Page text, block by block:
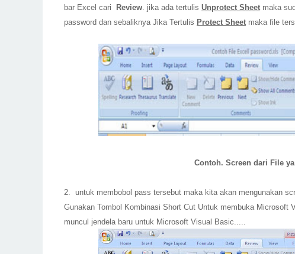
bar Excel cari
Review. jika ada tertulis Unprotect Sheet maka
password dan sebaliknya Jika Tertulis Protect Sheet maka file
Contoh. Screen dari File
2. untuk membobol pass tersebut maka kita akan mengunakan
Gunakan Tombol Kombinasi Short Cut Untuk membuka Microsoft
muncul jendela baru untuk Microsoft Visual Basic.....